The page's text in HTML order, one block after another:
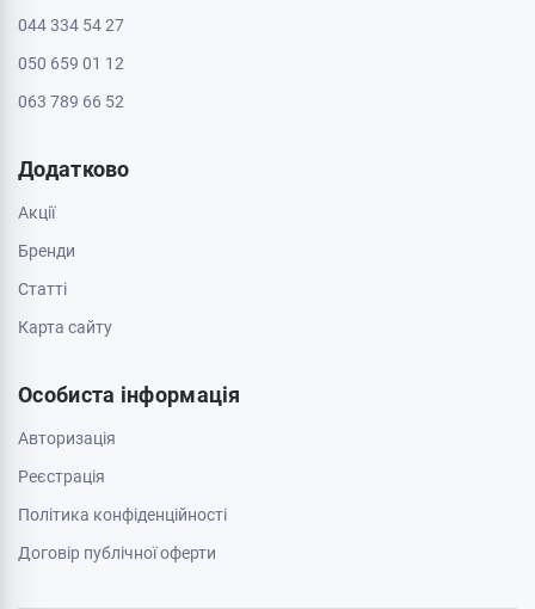
044 334 54 27
050 659 01 12
063 789 66 52
Додатково
Акції
Бренди
Cтатті
Карта сайту
Особиста інформація
Авторизація
Реєстрація
Політика конфіденційності
Договір публічної оферти